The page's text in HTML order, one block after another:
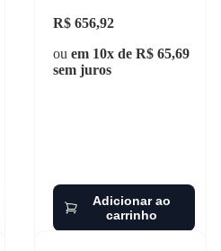
R$ 656,92
ou em 10x de R$ 65,69
sem juros
Adicionar ao
carrinho